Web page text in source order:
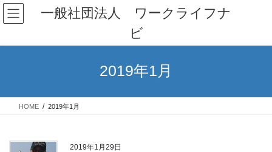
コ
ン
ン
ナ
ビ
ー
一般社団法人 ワークライフナ
ビ
2019年1月
HOME 2019年1月
2019年1月29日